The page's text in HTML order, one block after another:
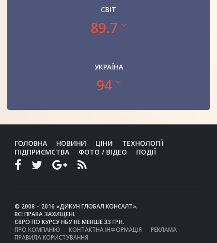
СВІТ
89.7
УКРАЇНА
94
ГОЛОВНА НОВИНИ ЦІНИ
ТЕХНОЛОГІЇ
ПІДПРИЄМСТВА
ФОТО / ВІДЕО ПОДІЇ
© 2008 – 2016 «ДИКУН ГЛОБАЛ КОНСАЛТ».
ВСІ ПРАВА ЗАХИЩЕНІ.
ЄВРО ПО КУРСУ НБУ НЕ МЕНШЕ 33 ГРН.
ПРО КОМПАНІЮ
КОНТАКТНА ІНФОРМАЦІЯ
РЕКЛАМА
ПРАВИЛА КОРИСТУВАННЯ